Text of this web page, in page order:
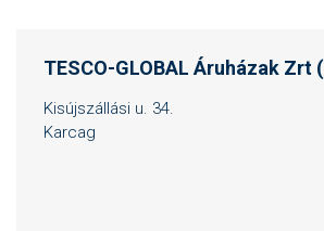
TESCO-GLOBAL Áruházak Zrt
Kisújszállási u. 34.
Karcag